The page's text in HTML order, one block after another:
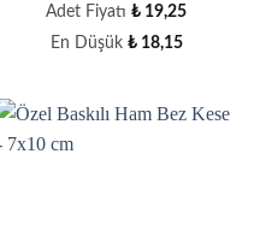
Adet Fiyatı ₺ 19,25
En Düşük ₺18,15